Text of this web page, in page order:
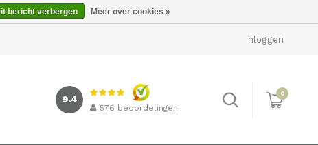
Inloggen
9.4
576 beoordelingen
0
bericht verbergen Meer over cookies »